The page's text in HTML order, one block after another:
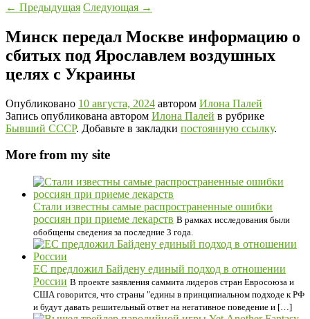
← Предыдущая Следующая →
Минск передал Москве информацию о
сбитых под Ярославлем воздушных
целях с Украины
Опубликовано 10 августа, 2024 автором Илона Палей
Запись опубликована автором Илона Палей в рубрике
Бывший СССР. Добавьте в закладки постоянную ссылку.
More from my site
Стали известны самые распространенные ошибки
россиян при приеме лекарств В рамках исследования были
обобщены сведения за последние 3 года.
ЕС предложил Байдену единый подход в отношении
России В проекте заявления саммита лидеров стран Евросоюза и
США говорится, что страны "едины в принципиальном подходе к РФ
и будут давать решительный ответ на негативное поведение и […]